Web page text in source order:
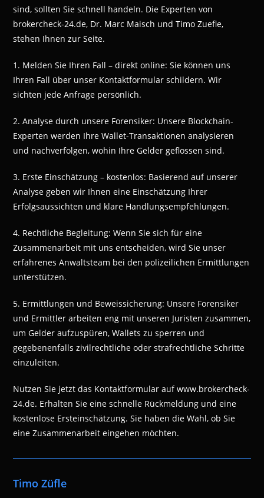
sind, sollten Sie schnell handeln. Die Experten von
brokercheck-24.de, Dr. Marc Maisch und Timo Zuefle,
stehen Ihnen zur Seite.
1. Melden Sie Ihren Fall – direkt online: Sie können uns
Ihren Fall über unser Kontaktformular schildern. Wir
sichten jede Anfrage persönlich.
2. Analyse durch unsere Forensiker: Unsere Blockchain-
Experten werden Ihre Wallet-Transaktionen analysieren
und nachverfolgen, wohin Ihre Gelder geflossen sind.
3. Erste Einschätzung – kostenlos: Basierend auf unserer
Analyse geben wir Ihnen eine Einschätzung Ihrer
Erfolgsaussichten und klare Handlungsempfehlungen.
4. Rechtliche Begleitung: Wenn Sie sich für eine
Zusammenarbeit mit uns entscheiden, wird Sie unser
erfahrenes Anwaltsteam bei den polizeilichen Ermittlungen
unterstützen.
5. Ermittlungen und Beweissicherung: Unsere Forensiker
und Ermittler arbeiten eng mit unseren Juristen zusammen,
um Gelder aufzuspüren, Wallets zu sperren und
gegebenenfalls zivilrechtliche oder strafrechtliche Schritte
einzuleiten.
Nutzen Sie jetzt das Kontaktformular auf www.brokercheck-
24.de. Erhalten Sie eine schnelle Rückmeldung und eine
kostenlose Ersteinschätzung. Sie haben die Wahl, ob Sie
eine Zusammenarbeit eingehen möchten.
Timo Züfle